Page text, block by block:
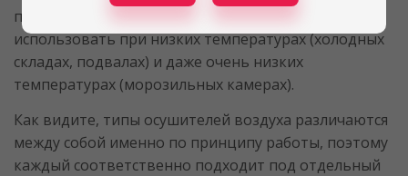
принципа можно назвать то, что его можно
использовать при низких температурах (холодных
складах, подвалах) и даже очень низких
температурах (морозильных камерах).
Как видите, типы осушителей воздуха различаются
между собой именно по принципу работы, поэтому
каждый соответственно подходит под отдельный